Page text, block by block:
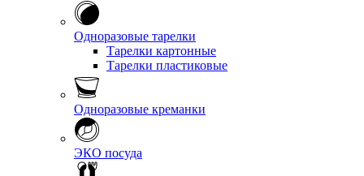
Одноразовые тарелки
Тарелки картонные
Тарелки пластиковые
Одноразовые креманки
ЭКО посуда